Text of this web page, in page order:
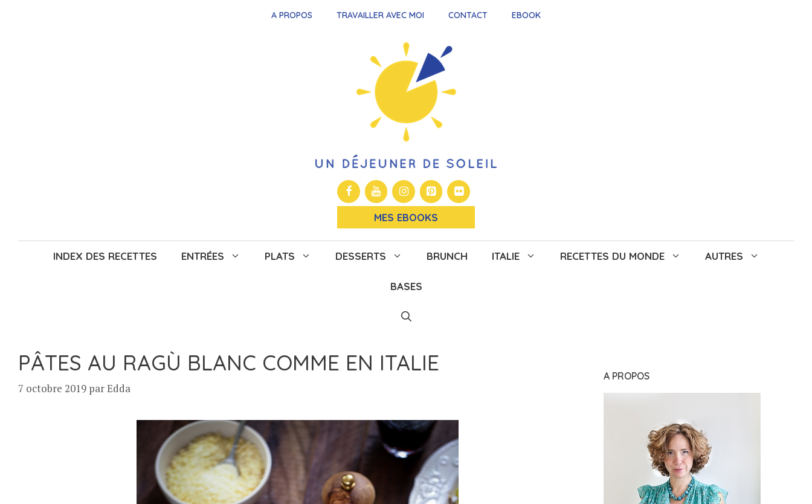
A PROPOS TRAVAILLER AVEC MOI CONTACT EBOOK
MES EBOOKS
INDEX DES RECETTES ENTRÉES PLATS DESSERTS BRUNCH ITALIE RECETTES DU MONDE AUTRES
BASES
PÂTES AU RAGÙ BLANC COMME EN ITALIE
7 octobre 2019 parEdda
A PROPOS